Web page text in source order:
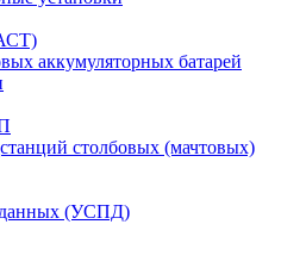
аккумуляторных батарей
столбовых (мачтовых)
данных (УСПД)